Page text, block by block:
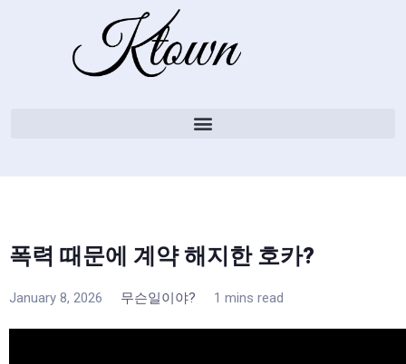
폭력 때문에 계약 해지한 호카?
January 8, 2026 무슨일이야? 1 mins read